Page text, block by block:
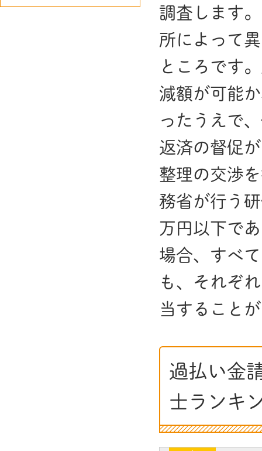
調査します
所によって
ところです
減額が可能
ったうえで
返済の督促
整理の交渉
務省が行う
万円以下で
場合、すべ
も、それぞ
当すること
過払い金
士ランキ